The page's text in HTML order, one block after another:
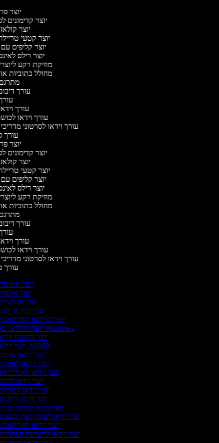
יוצר
יוצר
יוצר
יוצר קטעי
יוצר קליפים
יוצר רילס
מוזיקת רקע
מחולל כתוביות
עורך
עורך
עורך וידאו
עורך וידאו לסרטוני
יוצר
יוצר
יוצר
יוצר קטעי
יוצר קליפים
יוצר רילס
מוזיקת רקע
מחולל כתוביות
עורך
עורך
עורך וידאו
עורך וידאו לסרטוני
יוצר
יוצר
יוצר
יוצר הווידאו
יוצר הווידאו
יוצר הווידאו של Windows
יוצר הזמנות
יוצר וידאו ASMR
יוצר וידאו
יוצר וידאו
יוצר וידאו
יוצר וידאו
יוצר וידאו
יוצר וידאו
יוצר וידאו לסיורי
יוצר וידאו לעשה זאת
יוצר וידאו
יוצר וידאו לרשתות